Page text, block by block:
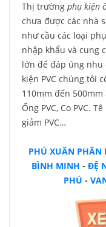
Thị trường phụ kiện
chưa được các nhà
như cầu các loại
nhập khẩu và cung
lớn để đáp úng nhu
kiện PVC chúng tôi
110mm đến
Ống PVC, Co PVC.
giảm PVC…
PHÚ XUÂNPHÂN
BÌNH MINH - ĐỆ
PHÚ -